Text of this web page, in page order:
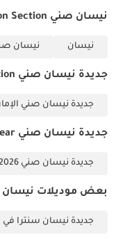
نيسان صني Information Section
نيسان نيسان
جديدة نيسان صني by Location
جديدة نيسان صني
جديدة نيسان صني by Year
جديدة نيسان صني 2026
بعض موديلات نيسان
جديدة نيسان سنترا في